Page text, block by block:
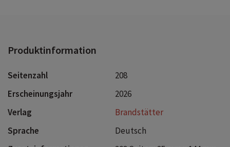
Produktinformation
Seitenzahl
208
Erscheinungsjahr
2026
Verlag
Brandstätter
Sprache
Deutsch